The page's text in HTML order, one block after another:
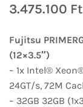
3.475.100 Ft
Fujitsu
(12×3.5″)
– 1x Intel®
24GT/s, 72M
– 32GB 32GB